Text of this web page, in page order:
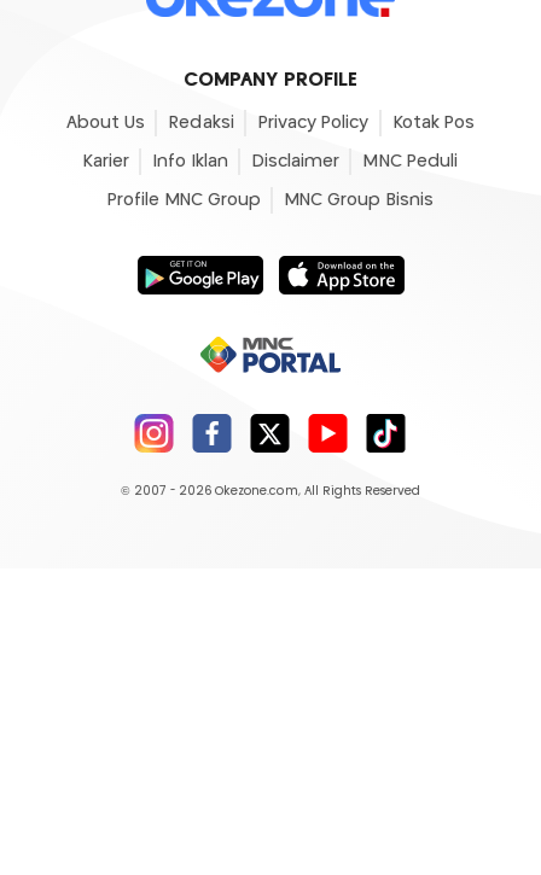
COMPANY PROFILE
About Us Redaksi Privacy Policy Kotak Pos
Karier Info Iklan Disclaimer MNC Peduli
Profile MNC Group MNC Group Bisnis
© 2007 - 2026 Okezone.com, All Rights Reserved